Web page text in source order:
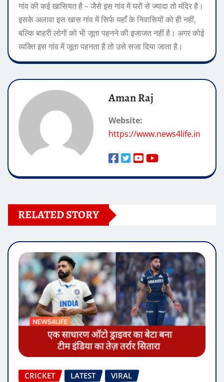
गांव की कई खासियत है – जैसे इस गांव में घरों से ज्यादा तो मंदिर है।
इसके अलावा इस खास गांव में सिर्फ यहाँ के निवासियों को ही नहीं,
बल्कि बाहरी लोगों को भी जूता पहनने की इजाजत नहीं है। अगर कोई
व्यक्ति इस गांव में जूता पहनता है तो उसे सजा दिया जाता है।
Aman Raj
Website:
https://www.news4life.in
RELATED STORY
CRICKET LATEST VIRAL